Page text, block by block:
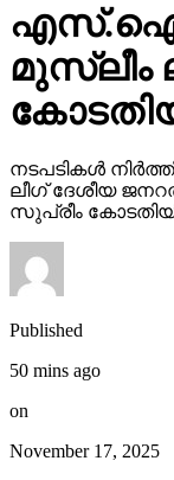
മുസ്ലീം
നടപടികള്‍
ലീഗ് ദേശീയ
സുപ്രീം
Published
50 mins ago
on
November 17, 2025